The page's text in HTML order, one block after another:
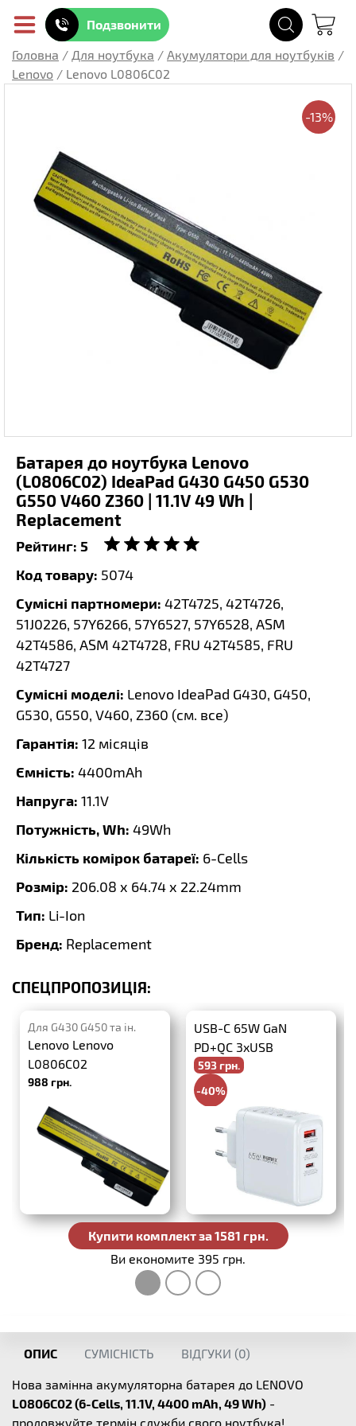
Подзвонити
Головна / Для ноутбука / Акумулятори для ноутбуків /
Lenovo / Lenovo L0806C02
-13%
Батарея до ноутбука Lenovo
(L0806C02) IdeaPad G430 G450 G530
G550 V460 Z360 | 11.1V 49 Wh |
Replacement
Рейтинг: 5
Код товару: 5074
Сумісні партномери: 42T4725, 42T4726,
51J0226, 57Y6266, 57Y6527, 57Y6528, ASM
42T4586, ASM 42T4728, FRU 42T4585, FRU
42T4727
Сумісні моделі: Lenovo IdeaPad G430, G450,
G530, G550, V460, Z360 (см. все)
Гарантія: 12 місяців
Ємність: 4400mAh
Напруга: 11.1V
Потужність, Wh: 49Wh
Кількість комірок батареї: 6-Cells
Розмір: 206.08 x 64.74 x 22.24mm
Тип: Li-Ion
Бренд: Replacement
СПЕЦПРОПОЗИЦІЯ:
Для G430 G450 та ін.
Lenovo Lenovo
L0806C02
988 грн.
USB-C 65W GaN
PD+QC 3xUSB
593 грн.
-40%
988 грн.
Купити комплект за 1581 грн.
Ви економите 395 грн.
ОПИС СУМІСНІСТЬ ВІДГУКИ (0)
Нова замінна акумуляторна батарея до LENOVO
L0806C02 (6-Cells, 11.1V, 4400 mAh, 49 Wh) -
продовжуйте термін служби свого ноутбука!